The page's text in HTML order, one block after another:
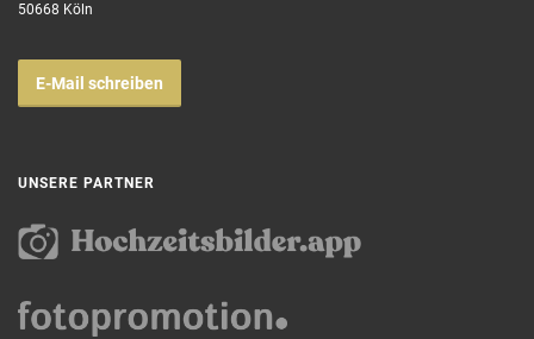
50668 Köln
E-Mail schreiben
UNSERE PARTNER